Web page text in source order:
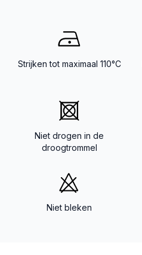
Strijken tot maximaal 110°C
Niet drogen in de
droogtrommel
Niet bleken